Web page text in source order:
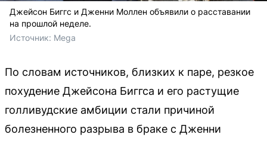
Джейсон Биггс и Дженни Моллен объявили о расставании
на прошлой неделе.
Источник: Mega
По словам источников, близких к паре, резкое
похудение Джейсона Биггса и его растущие
голливудские амбиции стали причиной
болезненного разрыва в браке с Дженни